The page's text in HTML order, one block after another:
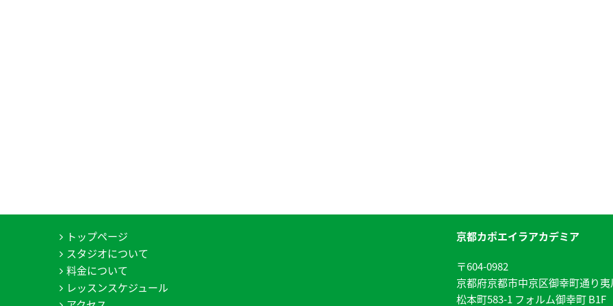
トップページ
スタジオについて
料金について
レッスンスケジュール
京都カポエイラアカデミア
〒604-0982
京都府京都市中京区御幸町通り
松本町583-1 フォルム御幸町 B1F